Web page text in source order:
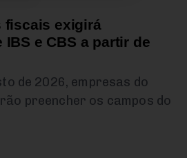
fiscais exigirá
e CBS a partir de
de 2026, empresas do
preencher os campos do